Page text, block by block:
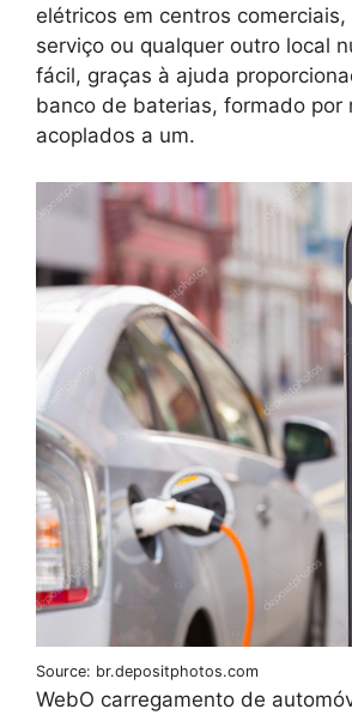
elétricos em centros
serviço ou qualquer outro local
fácil, graças à ajuda
banco de baterias, formado por
acoplados a um.
Source: br.depositphotos.com
WebO carregamento de